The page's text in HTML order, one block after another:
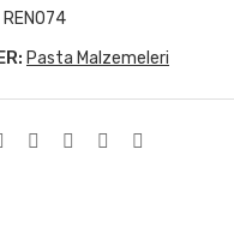
REN074
Pasta Malzemeleri